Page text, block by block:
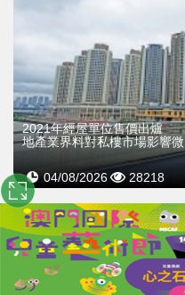
2021年經屋單位售價出爐
地產業界料對私樓市場影響微
04/08/2026 28218